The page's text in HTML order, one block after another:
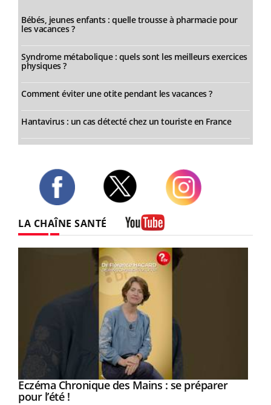
Bébés, jeunes enfants : quelle trousse à pharmacie pour
les vacances ?
Syndrome métabolique : quels sont les meilleurs exercices
physiques ?
Comment éviter une otite pendant les vacances ?
Hantavirus : un cas détecté chez un touriste en France
LA CHAÎNE SANTÉ
Youtube
Eczéma Chronique des Mains : se préparer
pour l’été !Youtube